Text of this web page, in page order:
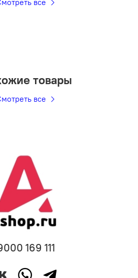
товары
все
169 111